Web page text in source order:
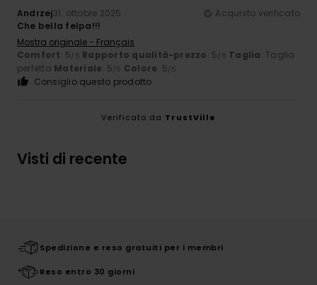
Andrzej31. ottobre 2025
Acquisto verificato
Che bella felpa!!!
Mostra originale - Français
Comfort: 5/5 Rapporto qualità-prezzo: 5/5 Taglia: Taglia
perfetta Materiale: 5/5 Colore: 5/5
Consiglio questo prodotto
Verificato da TrustVille
Visti di recente
Spedizione e reso gratuiti per i membri
Reso entro 30 giorni